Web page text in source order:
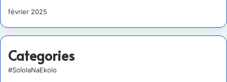
février 2025
Categories
#SololaNaEkolo